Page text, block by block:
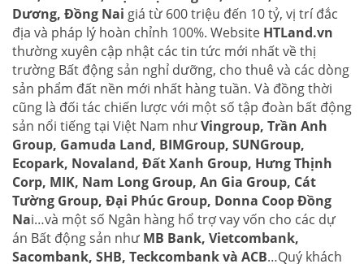
Dương, Đồng Nai giá từ 600 triệu đến 10 tỷ, vị trí đắc
địa và pháp lý hoàn chỉnh 100%. Website HTLand.vn
thường xuyên cập nhật các tin tức mới nhất về thị
trường Bất động sản nghỉ dưỡng, cho thuê và các dòng
sản phẩm đất nền mới nhất hàng tuần. Và đồng thời
cũng là đối tác chiến lược với một số tập đoàn bất động
sản nổi tiếng tại Việt Nam nhưVingroup, Trần Anh
Group, Gamuda Land, BIMGroup, SUNGroup,
Ecopark, Novaland, Đất Xanh Group, Hưng Thịnh
Corp, MIK, Nam Long Group, An Gia Group, Cát
Tường Group, Đại Phúc Group, Donna Coop Đồng
Nai…và một số Ngân hàng hổ trợ vay vốn cho các dự
án Bất động sản như MB Bank, Vietcombank,
Sacombank, SHB, Teckcombank và ACB…Quý khách